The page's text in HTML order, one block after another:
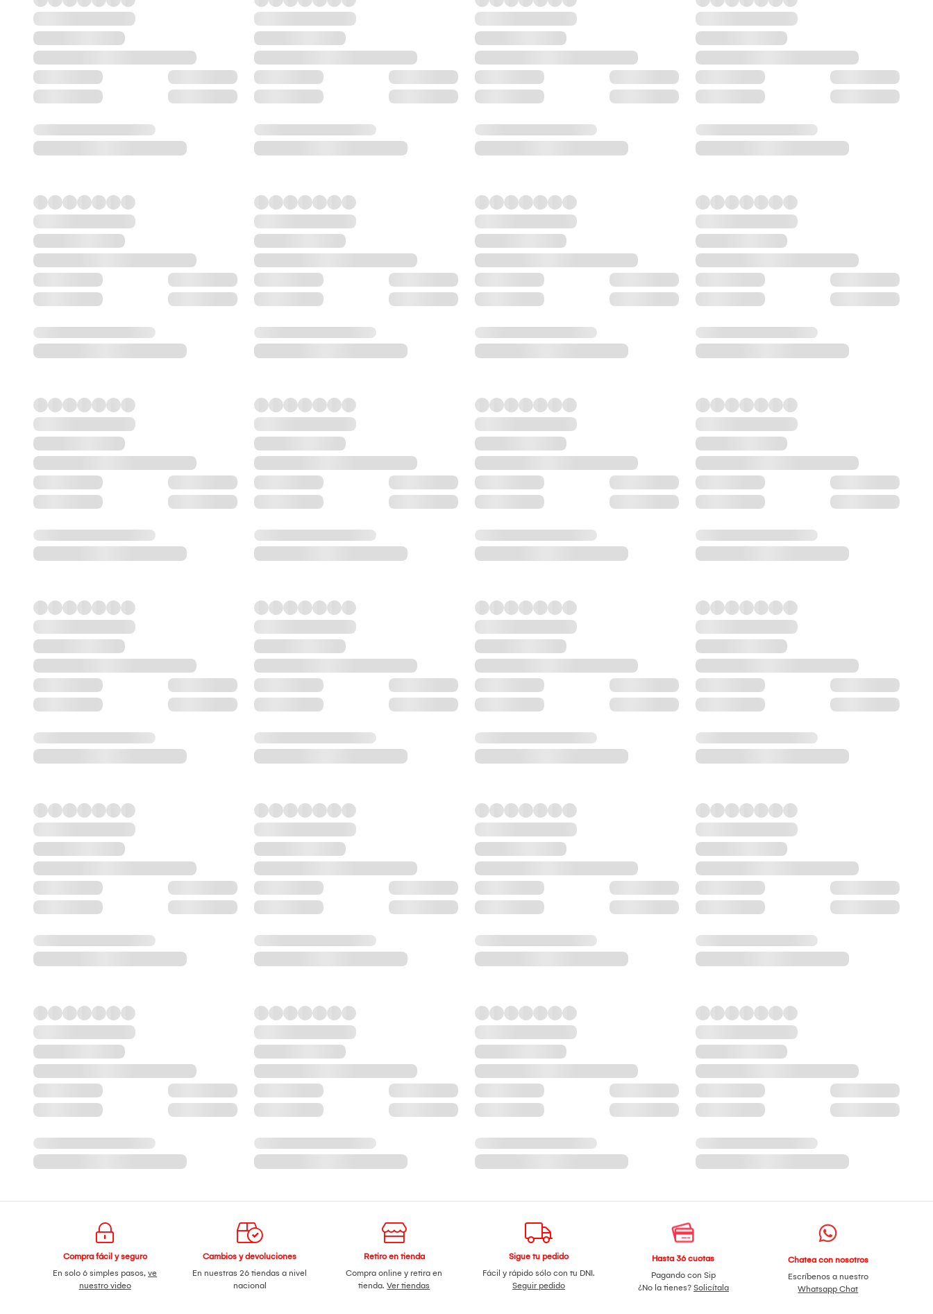
Compra fácil y seguro
En solo 6 simples pasos,ve
nuestro video
Cambios y devoluciones
En nuestras 26 tiendas a nivel
nacional
Retiro en tienda
Compra online y retira en
tienda.Ver tiendas
Sigue tu pedido
Fácil y rápido sólo con tu DNI.
Seguir pedido
Hasta 36 cuotas
Pagando con Sip
¿No la tienes? Solicítala
Chatea con nosotros
Escríbenos a nuestro
Whatsapp Chat